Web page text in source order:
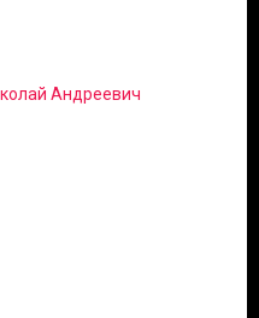
Андреевич